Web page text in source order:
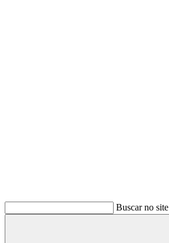
Buscar no site